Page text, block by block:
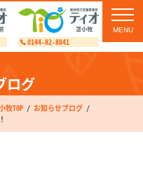
0144-82-8841
ログ
牧TOP
お知らせブログ